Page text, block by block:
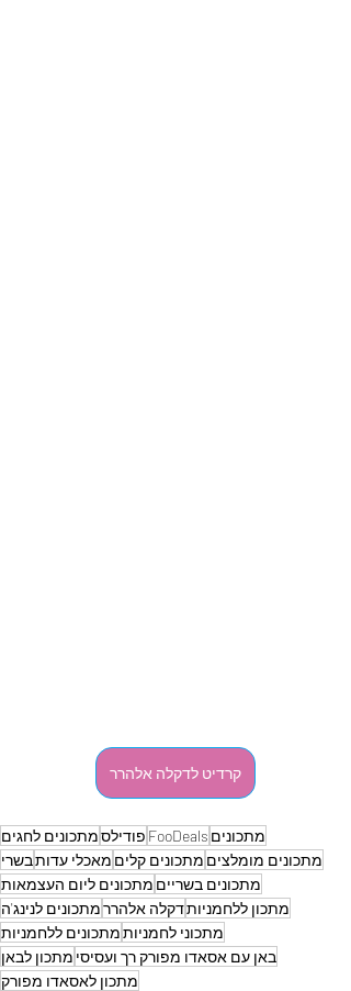
קרדיט לדקלה אלהרר
מתכונים FooDeals פודילסמתכונים לחגים
מתכונים מומלצים מתכונים קלים מאכלי עדותבשרי
מתכונים בשריים מתכונים ליום העצמאות
מתכון ללחמניותדקלה אלהררמתכונים לנינג'ה
מתכוני לחמניותמתכונים ללחמניות
באן עם אסאדו מפורק רך ועסיסי מתכון לבאן
מתכון לאסאדו מפורק